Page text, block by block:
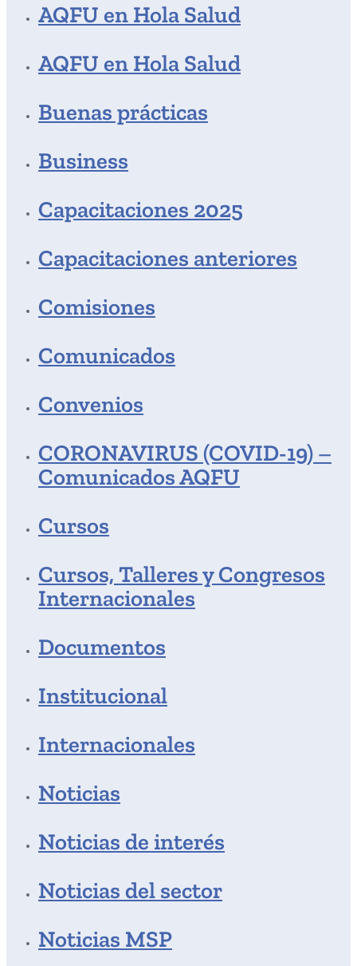
AQFU en Hola Salud
AQFU en Hola Salud
Buenas prácticas
Business
Capacitaciones 2025
Capacitaciones anteriores
Comisiones
Comunicados
Convenios
CORONAVIRUS (COVID-19) –
Comunicados AQFU
Cursos
Cursos, Talleres y Congresos
Internacionales
Documentos
Institucional
Internacionales
Noticias
Noticias de interés
Noticias del sector
Noticias MSP